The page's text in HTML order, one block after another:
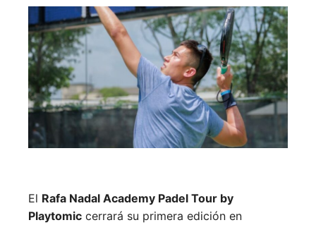
El Rafa Nadal Academy Padel Tour by
Playtomic cerrará su primera edición en